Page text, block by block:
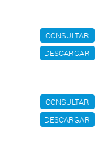
CONSULTAR
DESCARGAR
CONSULTAR
DESCARGAR